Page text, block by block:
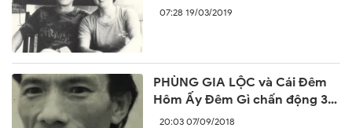
07:28 19/03/2019
PHÙNG GIA LỘC và Cái Đêm
Hôm Ấy Đêm Gì chấn động 30
năm trước
20:03 07/09/2018